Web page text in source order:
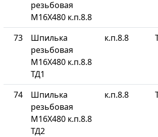
резьбовая
М16Х480 к.п.8.8
73
Шпилька
резьбовая
М16Х480 к.п.8.8
ТД1
к.п.8.8
74
Шпилька
резьбовая
М16Х480 к.п.8.8
ТД2
к.п.8.8